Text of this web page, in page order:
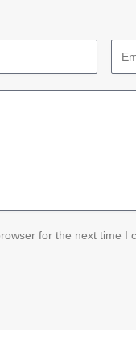
for the next time I